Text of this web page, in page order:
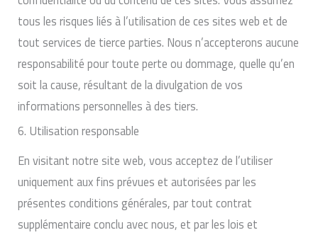
tous les risques liés à l’utilisation de ces sites web et de
tout services de tierce parties. Nous n’accepterons aucune
responsabilité pour toute perte ou dommage, quelle qu’en
soit la cause, résultant de la divulgation de vos
informations personnelles à des tiers.
6. Utilisation responsable
En visitant notre site web, vous acceptez de l’utiliser
uniquement aux fins prévues et autorisées par les
présentes conditions générales, par tout contrat
supplémentaire conclu avec nous, et par les lois et